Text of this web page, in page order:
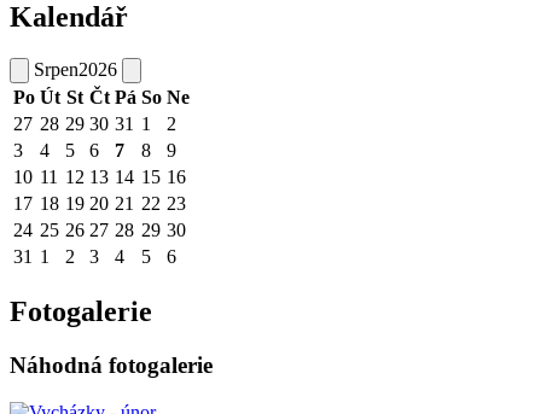
Kalendář
Srpen2026
Po Út St Čt Pá So Ne
27 28 29 30 31 1
2
3
4 5 6 7 8
9
10 11 12 13 14 15 16
17 18 19 20 21 22 23
24 25 26 27 28 29 30
31 1 2 3 4 5 6
Fotogalerie
Náhodná fotogalerie